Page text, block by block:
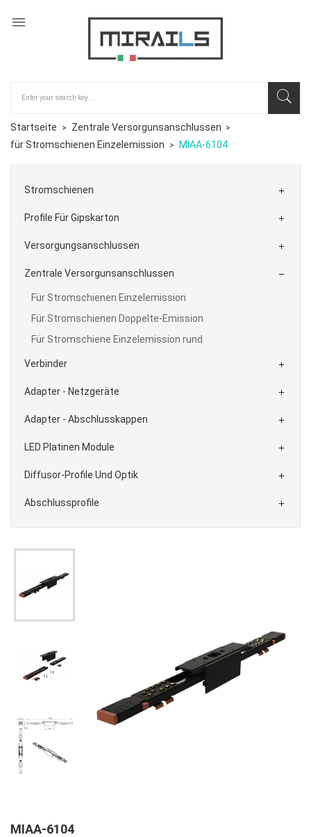

Startseite
Zentrale Versorgunsanschlussen
für Stromschienen Einzelemission
MIAA-6104
Stromschienen 
Profile Für Gipskarton 
Versorgungsanschlussen 
Zentrale Versorgunsanschlussen 
Für Stromschienen Einzelemission
Für Stromschienen Doppelte-Emission
Für Stromschiene Einzelemission rund
Verbinder 
Adapter - Netzgeräte 
Adapter - Abschlusskappen 
LED Platinen Module 
Diffusor-Profile Und Optik 
Abschlussprofile 
MIAA-6104